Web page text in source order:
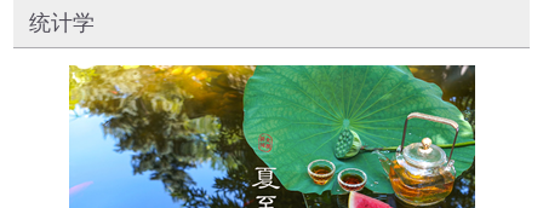
统计学